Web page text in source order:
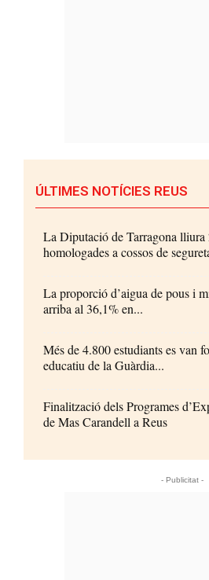
ÚLTIMES NOTÍCIES REUS
La Diputació de Tarragona lliura
homologades a cossos de
La proporció d’aigua de pous i
arriba al 36,1% en...
Més de 4.800 estudiants es van
educatiu de la Guàrdia...
Finalització dels Programes
de Mas Carandell a Reus
- Publicitat -